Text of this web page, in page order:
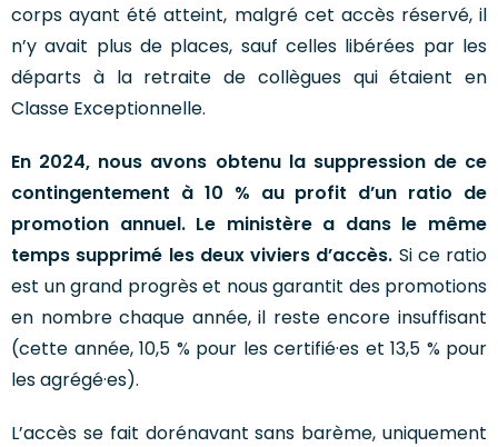
corps ayant été atteint, malgré cet accès réservé, il
n’y avait plus de places, sauf celles libérées par les
départs à la retraite de collègues qui étaient en
Classe Exceptionnelle.
En 2024, nous avons obtenu la suppression de ce
contingentement à 10 % au profit d’un ratio de
promotion annuel. Le ministère a dans le même
temps supprimé les deux viviers d’accès. Si ce ratio
est un grand progrès et nous garantit des promotions
en nombre chaque année, il reste encore insuffisant
(cette année, 10,5 % pour les certifié·es et 13,5 % pour
les agrégé·es).
L’accès se fait dorénavant sans barème, uniquement